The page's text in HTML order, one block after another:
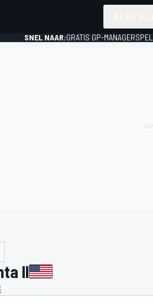
SNEL NAAR:GRATIS GP-MANAGERSPEL
II